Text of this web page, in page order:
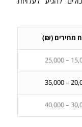
מחירים (₪)
15,000
20,000
30,000